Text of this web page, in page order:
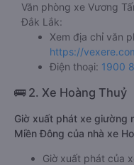
Văn phòng xe Vương
Đắk Lắk:
Xem địa chỉ văn
https://
Điện thoại: 1900
🚌 2. Xe Hoàng Thuỷ
Giờ xuất phát xe giường
Miền Đông của nhà xe
Giờ xuất phát của